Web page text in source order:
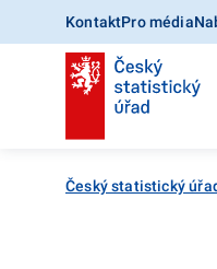
KontaktPro média
Český statistický